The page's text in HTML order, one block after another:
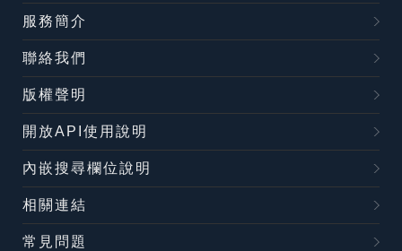
服務簡介
聯絡我們
版權聲明
開放API使用說明
內嵌搜尋欄位說明
相關連結
常見問題